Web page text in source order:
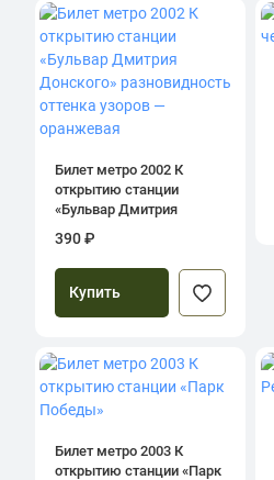
Билет метро 2002 К
открытию станции
«Бульвар Дмитрия
Донского»
разновидность оттенка
узоров — оранжевая
390 ₽
Купить
Билет метро 2003 К
открытию станции «Парк